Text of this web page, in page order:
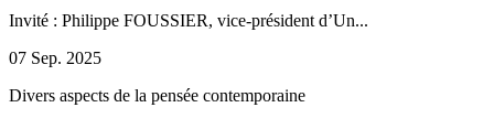
Invité : Philippe FOUSSIER, vice-président d’Un...
07 Sep. 2025
Divers aspects de la pensée contemporaine